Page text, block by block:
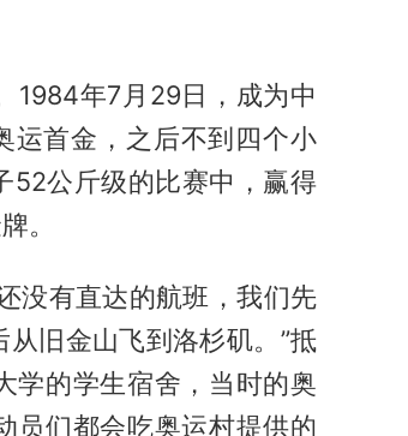
1984年7月29日，成为中
运首金，之后不到四个小
52公斤级的比赛中，赢得
。
没有直达的航班，我们先
旧金山飞到洛杉矶。”抵
学的学生宿舍，当时的奥
员们都会吃奥运村提供的